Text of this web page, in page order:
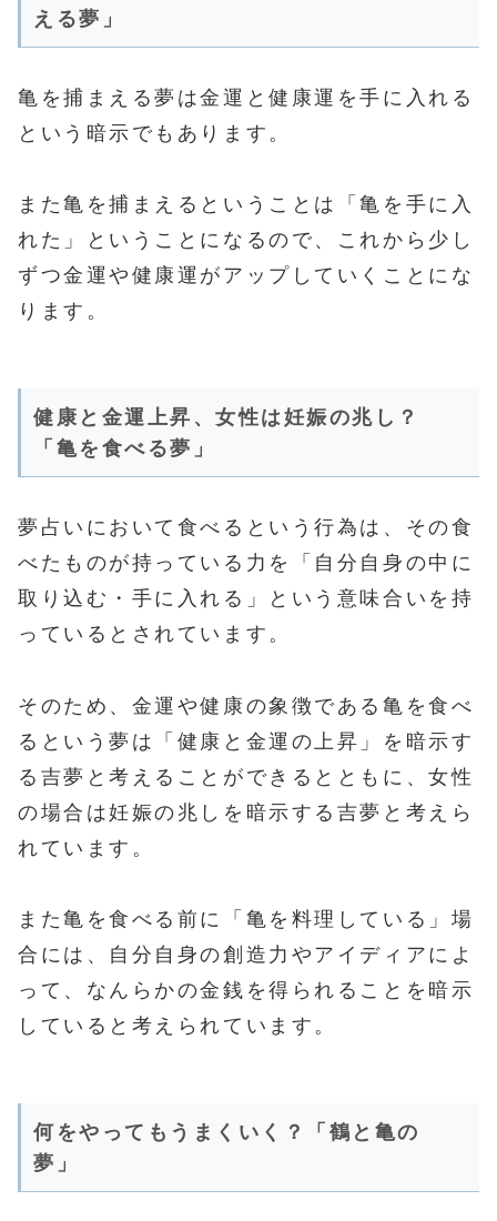
える夢」
亀を捕まえる夢は金運と健康運を手に入れる
という暗示でもあります。
また亀を捕まえるということは「亀を手に入
れた」ということになるので、これから少し
ずつ金運や健康運がアップしていくことにな
ります。
健康と金運上昇、女性は妊娠の兆し？
「亀を食べる夢」
夢占いにおいて食べるという行為は、その食
べたものが持っている力を「自分自身の中に
取り込む・手に入れる」という意味合いを持
っているとされています。
そのため、金運や健康の象徴である亀を食べ
るという夢は「健康と金運の上昇」を暗示す
る吉夢と考えることができるとともに、女性
の場合は妊娠の兆しを暗示する吉夢と考えら
れています。
また亀を食べる前に「亀を料理している」場
合には、自分自身の創造力やアイディアによ
って、なんらかの金銭を得られることを暗示
していると考えられています。
何をやってもうまくいく？「鶴と亀の
夢」